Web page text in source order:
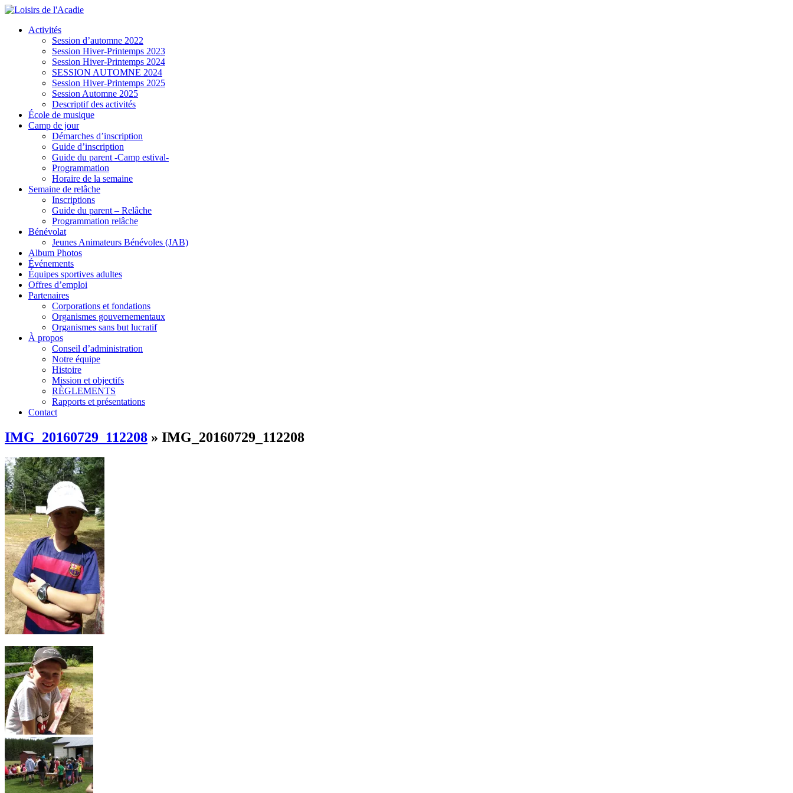
Activités
Session d’automne 2022
Session Hiver-Printemps 2023
Session Hiver-Printemps 2024
SESSION AUTOMNE 2024
Session Hiver-Printemps 2025
Session Automne 2025
Descriptif des activités
École de musique
Camp de jour
Démarches d’inscription
Guide d’inscription
Guide du parent -Camp estival-
Programmation
Horaire de la semaine
Semaine de relâche
Inscriptions
Guide du parent – Relâche
Programmation relâche
Bénévolat
Jeunes Animateurs Bénévoles (JAB)
Album Photos
Événements
Équipes sportives adultes
Offres d’emploi
Partenaires
Corporations et fondations
Organismes gouvernementaux
Organismes sans but lucratif
À propos
Conseil d’administration
Notre équipe
Histoire
Mission et objectifs
RÈGLEMENTS
Rapports et présentations
Contact
IMG_20160729_112208 » IMG_20160729_112208